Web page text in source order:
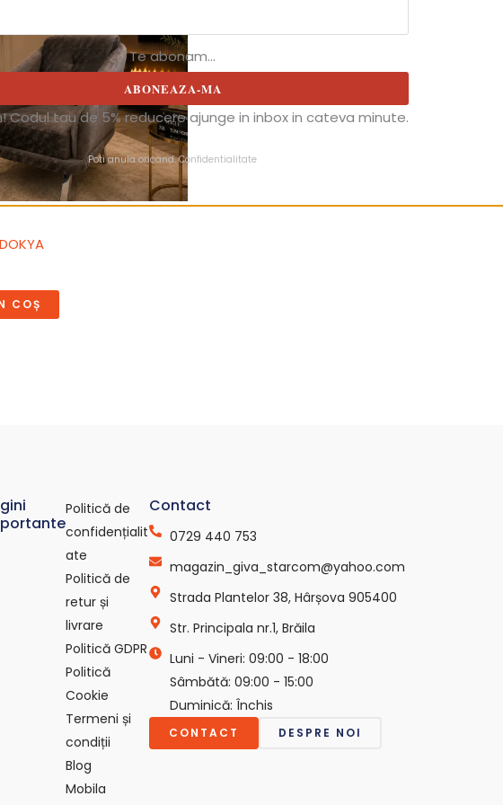
COȘ
Politică de
confidențialit
ate
Politică de
retur și
livrare
Politică GDPR
Politică
Cookie
Termeni și
condiții
Blog
Mobila
Contact
0729 440 753
magazin_giva_starcom@yahoo.com
Strada Plantelor 38, Hârșova 905400
Str. Principala nr.1, Brăila
Luni - Vineri: 09:00 - 18:00
Sâmbătă: 09:00 - 15:00
Duminică: Închis
CONTACT DESPRE NOI
Te abonam...
ABONEAZA-MA
Codul tau de 5% reducere ajunge in inbox in cateva minute.
Poti anula oricand.Confidentialitate